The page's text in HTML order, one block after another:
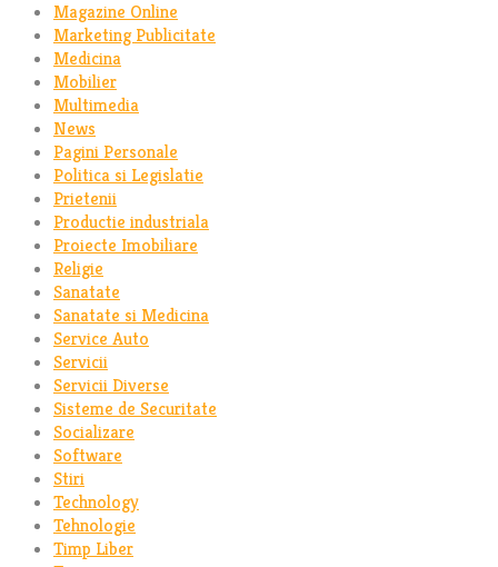
Magazine Online
Marketing Publicitate
Medicina
Mobilier
Multimedia
News
Pagini Personale
Politica si Legislatie
Prietenii
Productie industriala
Proiecte Imobiliare
Religie
Sanatate
Sanatate si Medicina
Service Auto
Servicii
Servicii Diverse
Sisteme de Securitate
Socializare
Software
Stiri
Technology
Tehnologie
Timp Liber